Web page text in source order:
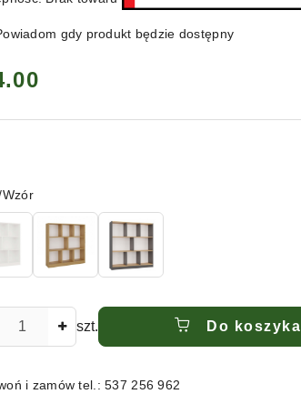
gdy produkt będzie dostępny
szt. Do koszyka
i zamów tel.: 537 256 962